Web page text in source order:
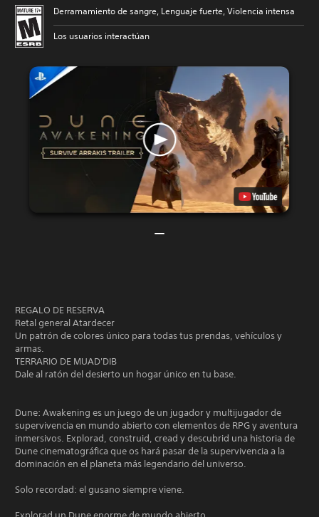
Derramamiento de sangre, Lenguaje fuerte, Violencia intensa
Los usuarios interactúan
REGALO DE RESERVA
Retal general Atardecer
Un patrón de colores único para todas tus prendas, vehículos y
armas.
TERRARIO DE MUAD'DIB
Dale al ratón del desierto un hogar único en tu base.
Dune: Awakening es un juego de un jugador y multijugador de
supervivencia en mundo abierto con elementos de RPG y aventura
inmersivos. Explorad, construid, cread y descubrid una historia de
Dune cinematográfica que os hará pasar de la supervivencia a la
dominación en el planeta más legendario del universo.
Solo recordad: el gusano siempre viene.